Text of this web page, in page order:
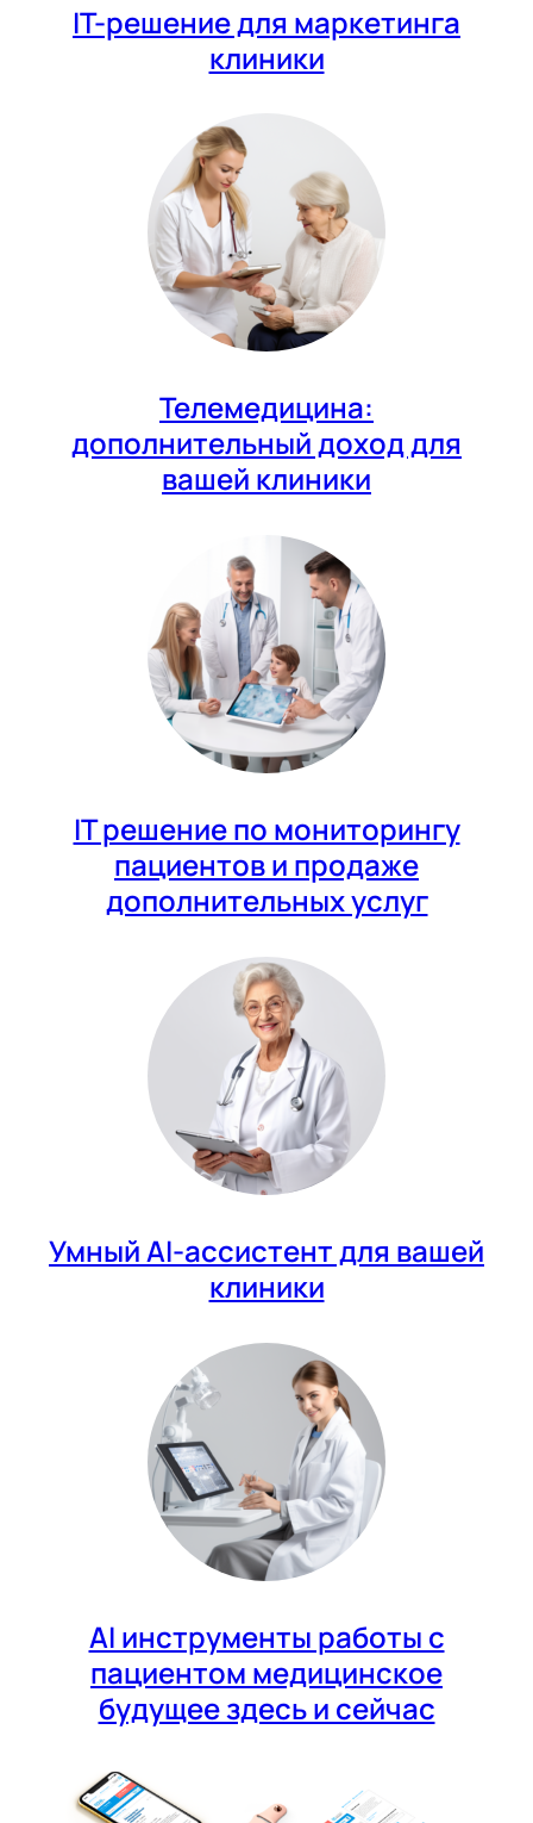
IT-решение для маркетинга
клиники
Телемедицина:
дополнительный доход для
вашей клиники
IT решение по мониторингу
пациентов и продаже
дополнительных услуг
Умный AI-ассистент для вашей
клиники
AI инструменты работы с
пациентом медицинское
будущее здесь и сейчас